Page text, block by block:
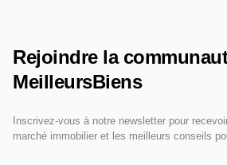
Rejoindre la
MeilleursBiens
Inscrivez-vous à notre newsletter pour
marché immobilier et les meilleurs conseils